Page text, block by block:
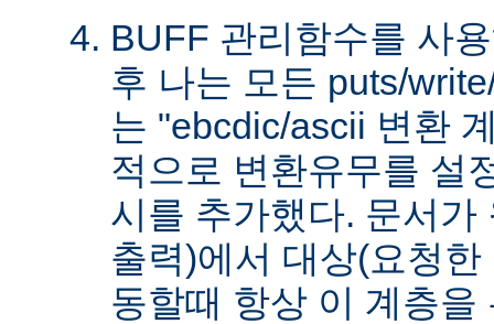
BUFF 관리함수를 사
후 나는 모든 puts/
는 "ebcdic/ascii 변환
적으로 변환유무를 설
시를 추가했다. 문서가
출력)에서 대상(요청
동할때 항상 이 계층